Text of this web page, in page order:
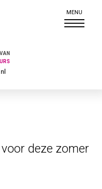
voor deze zomer